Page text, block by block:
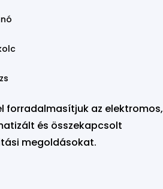
forradalmasítjuk az elektromos,
és összekapcsolt
megoldásokat.